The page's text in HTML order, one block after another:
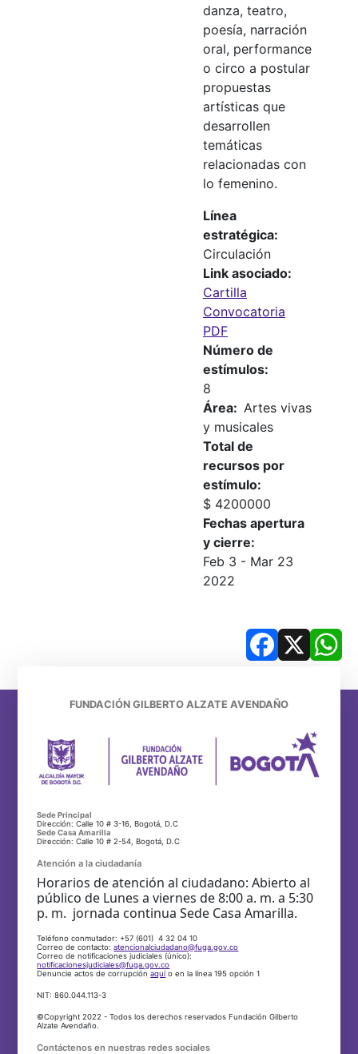
danza, teatro,
poesía, narración
oral, performance
o circo a postular
propuestas
artísticas que
desarrollen
temáticas
relacionadas con
lo femenino.
Línea
estratégica
Circulación
Link asociado
Cartilla
Convocatoria
PDF
Número de
estímulos
8
Área
Artes vivas
y musicales
Total de
recursos por
estímulo
$ 4200000
Fechas apertura
y cierre
Feb 3 - Mar 23
2022
Facebook
X
FUNDACIÓN GILBERTO ALZATE AVENDAÑO
Sede Principal
Dirección: Calle 10 # 3-16, Bogotá, D.C
Sede Casa Amarilla
Dirección: Calle 10 # 2-54, Bogotá, D.C
Atención a la ciudadanía
Horarios de atención al ciudadano: Abierto al
público de Lunes a viernes de 8:00 a. m. a 5:30
p. m. jornada continua Sede Casa Amarilla.
Teléfono conmutador: +57 (601) 4 32 04 10
Correo de contacto:atencionalciudadano@fuga.gov.co
Correo de notificaciones judiciales (único):
notificacionesjudiciales@fuga.gov.co
Denuncie actos de corrupciónaquío en la línea 195 opción 1
NIT: 860.044.113-3
©Copyright 2022 - Todos los derechos reservados Fundación Gilberto
Alzate Avendaño.
Contáctenos en nuestras redes sociales